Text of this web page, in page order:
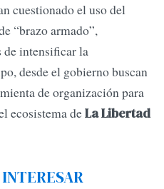
cuestionado el uso del
“brazo armado”,
de intensificar la
desde el gobierno buscan
de organización para
ecosistema deLa Libertad